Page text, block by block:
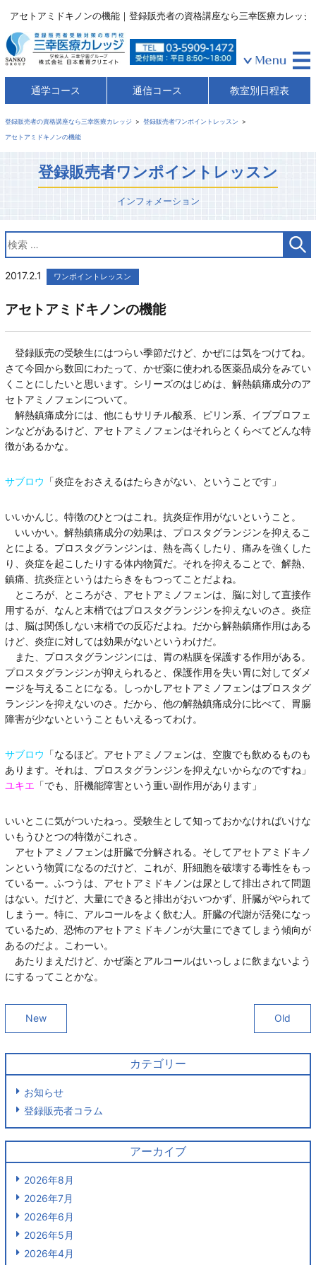
アセトアミドキノンの機能｜登録販売者の資格講座なら三幸医療カレッジ
通学コース 通信コース 教室別日程表
登録販売者の資格講座なら三幸医療カレッジ
登録販売者ワンポイントレッスン
アセトアミドキノンの機能
登録販売者ワンポイントレッスン
インフォメーション
2017.2.1 ワンポイントレッスン
アセトアミドキノンの機能
登録販売の受験生にはつらい季節だけど、かぜには気をつけてね。
さて今回から数回にわたって、かぜ薬に使われる医薬品成分をみてい
くことにしたいと思います。シリーズのはじめは、解熱鎮痛成分のア
セトアミノフェンについて。
解熱鎮痛成分には、他にもサリチル酸系、ピリン系、イブプロフェ
ンなどがあるけど、アセトアミノフェンはそれらとくらべてどんな特
徴があるかな。
サブロウ 「炎症をおさえるはたらきがない、ということです」
いいかんじ。特徴のひとつはこれ。抗炎症作用がないということ。
いいかい。解熱鎮痛成分の効果は、プロスタグランジンを抑えるこ
とによる。プロスタグランジンは、熱を高くしたり、痛みを強くした
り、炎症を起こしたりする体内物質だ。それを抑えることで、解熱、
鎮痛、抗炎症というはたらきをもつってことだよね。
ところが、ところがさ、アセトアミノフェンは、脳に対して直接作
用するが、なんと末梢ではプロスタグランジンを抑えないのさ。炎症
は、脳は関係しない末梢での反応だよね。だから解熱鎮痛作用はある
けど、炎症に対しては効果がないというわけだ。
また、プロスタグランジンには、胃の粘膜を保護する作用がある。
プロスタグランジンが抑えられると、保護作用を失い胃に対してダメ
ージを与えることになる。しっかしアセトアミノフェンはプロスタグ
ランジンを抑えないのさ。だから、他の解熱鎮痛成分に比べて、胃腸
障害が少ないということもいえるってわけ。
サブロウ 「なるほど。アセトアミノフェンは、空腹でも飲めるものも
あります。それは、プロスタグランジンを抑えないからなのですね」
ユキエ 「でも、肝機能障害という重い副作用があります」
いいとこに気がついたねっ。受験生として知っておかなければいけな
いもうひとつの特徴がこれさ。
アセトアミノフェンは肝臓で分解される。そしてアセトアミドキノ
ンという物質になるのだけど、これが、肝細胞を破壊する毒性をもっ
ているー。ふつうは、アセトアミドキノンは尿として排出されて問題
はない。だけど、大量にできると排出がおいつかず、肝臓がやられて
しまうー。特に、アルコールをよく飲む人。肝臓の代謝が活発になっ
ているため、恐怖のアセトアミドキノンが大量にできてしまう傾向が
あるのだよ。こわーい。
あたりまえだけど、かぜ薬とアルコールはいっしょに飲まないよう
にするってことかな。
New Old
カテゴリー
お知らせ
登録販売者コラム
アーカイブ
2026年8月
2026年7月
2026年6月
2026年5月
2026年4月